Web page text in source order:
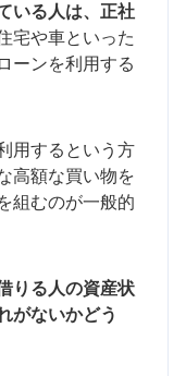
いる人は、正社
宅や車といった
ーンを利用する
用するという方
高額な買い物を
組むのが一般的
りる人の資産状
がないかどう